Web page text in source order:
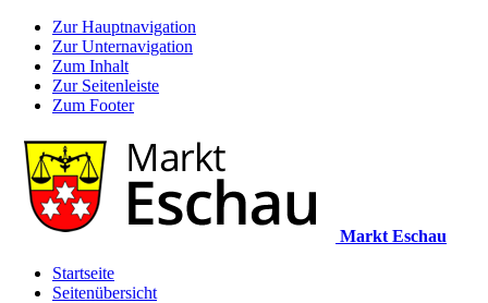
Zur Hauptnavigation
Zur Unternavigation
Zum Inhalt
Zur Seitenleiste
Zum Footer
Markt Eschau
Startseite
Seitenübersicht